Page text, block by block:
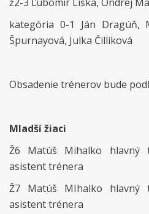
kategória 0-1 Ján Dragúň,
Špurnayová, Julka Čillíková
Obsadenie trénerov bude
Mladší žiaci
Ž6 Matúš Mihalko hlavný
asistent trénera
Ž7 Matúš MIhalko hlavný
asistent trénera